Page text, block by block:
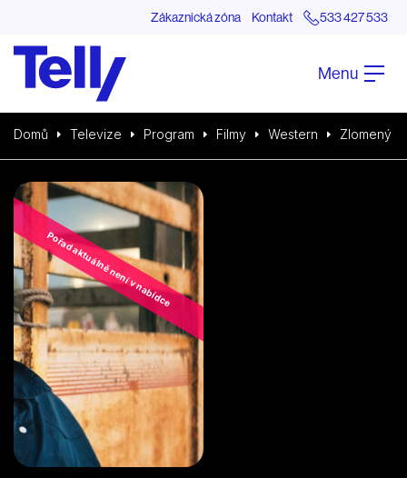
Zákaznická zóna Kontakt 533 427 533
Menu
Domů Televize Program Filmy Western Zlomený
Pořad aktuálně není v nabídce